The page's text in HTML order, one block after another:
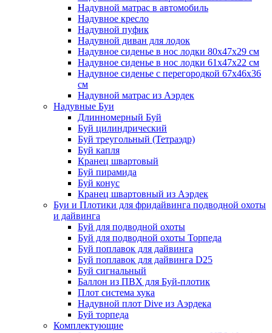
Надувной матрас в автомобиль
Надувное кресло
Надувной пуфик
Надувной диван для лодок
Надувное сиденье в нос лодки 80х47х29 см
Надувное сиденье в нос лодки 61х47х22 см
Надувное сиденье с перегородкой 67х46х36
см
Надувной матрас из Аэрдек
Надувные Буи
Длинномерный Буй
Буй цилиндрический
Буй треугольный (Тетраэдр)
Буй капля
Кранец швартовый
Буй пирамида
Буй конус
Кранец швартовный из Аэрдек
Буи и Плотики для фридайвинга подводной охоты
и дайвинга
Буй для подводной охоты
Буй для подводной охоты Торпеда
Буй поплавок для дайвинга
Буй поплавок для дайвинга D25
Буй сигнальный
Баллон из ПВХ для Буй-плотик
Плот система хука
Надувной плот Dive из Аэрдека
Буй торпеда
Комплектующие